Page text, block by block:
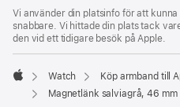
Vi använder din platsinfo för att
snabbare. Vi hittade din plats tack
den vid ett tidigare besök på Apple.
Apple
Watch
Köp armband till
Magnetlänk salviagrå, 46 mm